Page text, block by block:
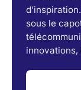
sous le
innovations,